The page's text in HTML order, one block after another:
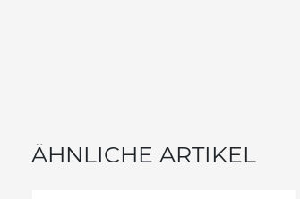
ÄHNLICHE ARTIKEL